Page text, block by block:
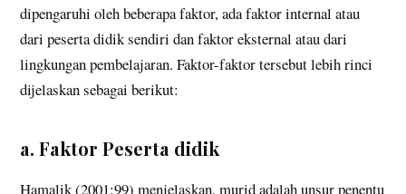
dipengaruhi oleh beberapa faktor, ada faktor internal atau
dari peserta didik sendiri dan faktor eksternal atau dari
lingkungan pembelajaran. Faktor-faktor tersebut lebih rinci
dijelaskan sebagai berikut:
a. Faktor Peserta didik
Hamalik (2001:99) menjelaskan, murid adalah unsur penentu